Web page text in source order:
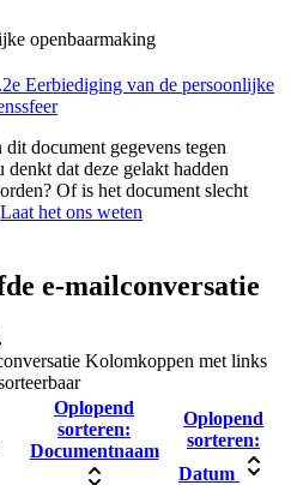
openbaarmaking
Eerbiediging van de persoonlijke
document gegevens tegen
denkt dat deze gelakt hadden
Of is het document slecht
Laat het ons weten
e-mailconversatie
Kolomkoppen met links
Oplopend
sorteren:
Documentnaam
Oplopend
sorteren:
Datum